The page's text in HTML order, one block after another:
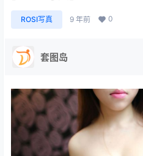
ROSI写真 9 年前 0
套图岛